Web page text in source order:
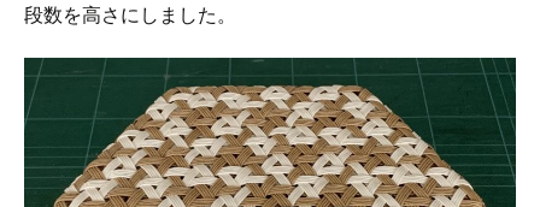
段数を高さにしました。